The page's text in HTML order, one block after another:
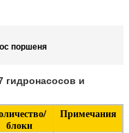
поршеня
гидронасосов и
блоки
Примечания